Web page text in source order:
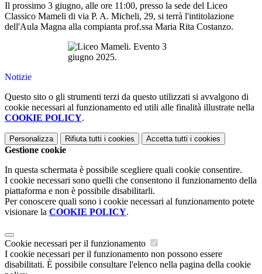
Il prossimo 3 giugno, alle ore 11:00, presso la sede del Liceo
Classico Mameli di via P. A. Micheli, 29, si terrà l'intitolazione
dell'Aula Magna alla compianta prof.ssa Maria Rita Costanzo.
Notizie
Questo sito o gli strumenti terzi da questo utilizzati si avvalgono di
cookie necessari al funzionamento ed utili alle finalità illustrate nella
COOKIE POLICY.
Personalizza Rifiuta tutti i cookies Accetta tutti i cookies
Gestione cookie
In questa schermata è possibile scegliere quali cookie consentire.
I cookie necessari sono quelli che consentono il funzionamento della
piattaforma e non è possibile disabilitarli.
Per conoscere quali sono i cookie necessari al funzionamento potete
visionare la COOKIE POLICY.
Cookie necessari per il funzionamento
I cookie necessari per il funzionamento non possono essere
disabilitati. È possibile consultare l'elenco nella pagina della cookie